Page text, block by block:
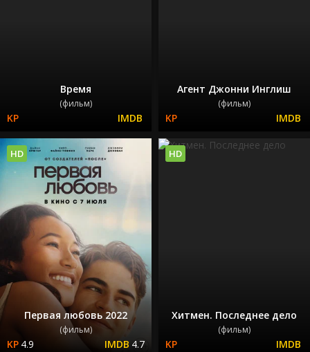
Время
(фильм)
Агент Джонни Инглиш
(фильм)
Первая любовь 2022
(фильм)
4.9 4.7
HD
Хитмен. Последнее дело
(фильм)
HD